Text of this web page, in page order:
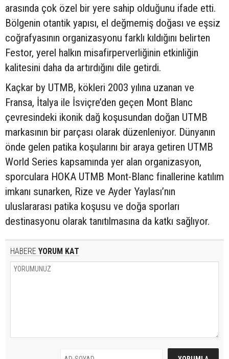
arasında çok özel bir yere sahip olduğunu ifade etti.
Bölgenin otantik yapısı, el değmemiş doğası ve eşsiz
coğrafyasının organizasyonu farklı kıldığını belirten
Festor, yerel halkın misafirperverliğinin etkinliğin
kalitesini daha da artırdığını dile getirdi.
Kaçkar by UTMB, kökleri 2003 yılına uzanan ve
Fransa, İtalya ile İsviçre’den geçen Mont Blanc
çevresindeki ikonik dağ koşusundan doğan UTMB
markasının bir parçası olarak düzenleniyor. Dünyanın
önde gelen patika koşularını bir araya getiren UTMB
World Series kapsamında yer alan organizasyon,
sporculara HOKA UTMB Mont-Blanc finallerine katılım
imkanı sunarken, Rize ve Ayder Yaylası’nın
uluslararası patika koşusu ve doğa sporları
destinasyonu olarak tanıtılmasına da katkı sağlıyor.
HABERE YORUM KAT